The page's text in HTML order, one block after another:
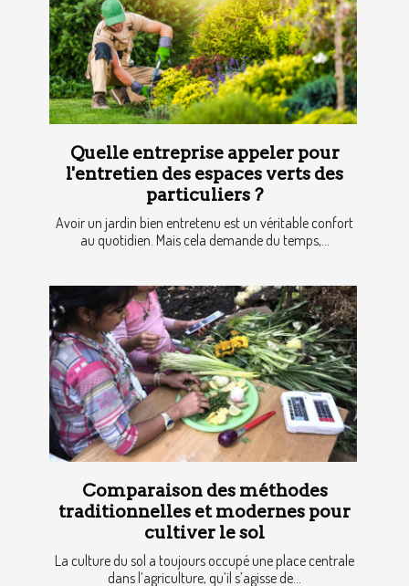
Quelle entreprise appeler pour
l'entretien des espaces verts des
particuliers ?
Avoir un jardin bien entretenu est un véritable confort
au quotidien. Mais cela demande du temps,...
Comparaison des méthodes
traditionnelles et modernes pour
cultiver le sol
La culture du sol a toujours occupé une place centrale
dans l’agriculture, qu’il s’agisse de...